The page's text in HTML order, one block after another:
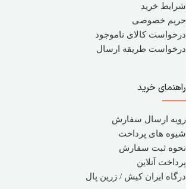
شرایط خرید
حریم خصوصی
درخواست کالای ناموجود
درخواست طریقه ارسال
راهنمای خرید
رویه ارسال سفارش
شیوه های پرداخت
نحوه ثبت سفارش
پرداخت آنلاین
درگاه ایران کیش / زرین پال